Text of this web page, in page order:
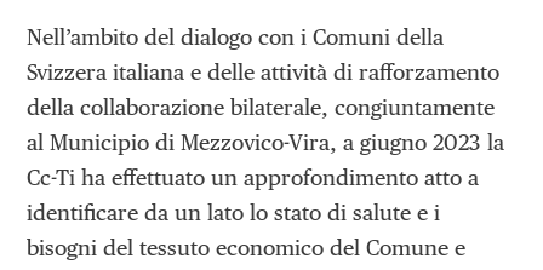
Nell’ambito del dialogo con i Comuni della
Svizzera italiana e delle attività di rafforzamento
della collaborazione bilaterale, congiuntamente
al Municipio di Mezzovico-Vira, a giugno 2023 la
Cc-Ti ha effettuato un approfondimento atto a
identificare da un lato lo stato di salute e i
bisogni del tessuto economico del Comune e